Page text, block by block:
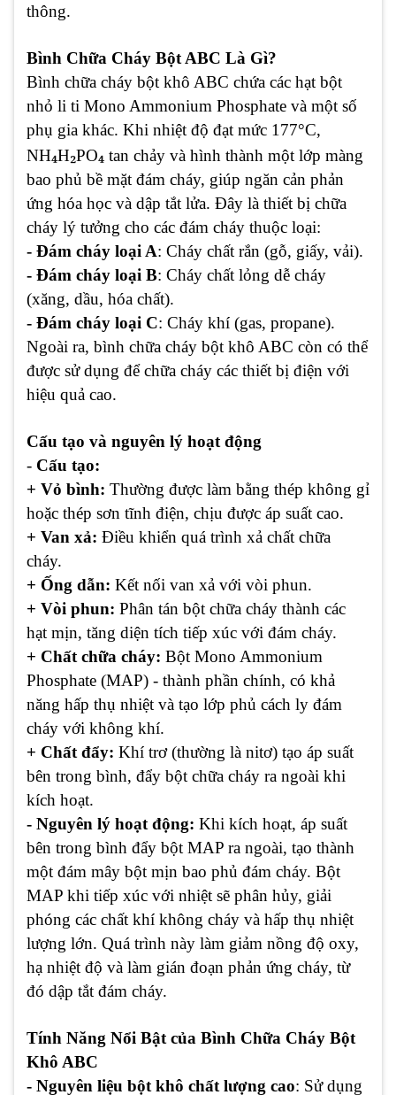
thông.
Bình Chữa Cháy Bột ABC Là Gì?
Bình chữa cháy bột khô ABC chứa các hạt bột
nhỏ li ti Mono Ammonium Phosphate và một số
phụ gia khác. Khi nhiệt độ đạt mức 177°C,
NH₄H₂PO₄ tan chảy và hình thành một lớp màng
bao phủ bề mặt đám cháy, giúp ngăn cản phản
ứng hóa học và dập tắt lửa. Đây là thiết bị chữa
cháy lý tưởng cho các đám cháy thuộc loại:
- Đám cháy loại A: Cháy chất rắn (gỗ, giấy, vải).
- Đám cháy loại B: Cháy chất lỏng dễ cháy
(xăng, dầu, hóa chất).
- Đám cháy loại C: Cháy khí (gas, propane).
Ngoài ra, bình chữa cháy bột khô ABC còn có thể
được sử dụng để chữa cháy các thiết bị điện với
hiệu quả cao.
Cấu tạo và nguyên lý hoạt động
- Cấu tạo:
+ Vỏ bình: Thường được làm bằng thép không gỉ
hoặc thép sơn tĩnh điện, chịu được áp suất cao.
+ Van xả: Điều khiển quá trình xả chất chữa
cháy.
+ Ống dẫn: Kết nối van xả với vòi phun.
+ Vòi phun: Phân tán bột chữa cháy thành các
hạt mịn, tăng diện tích tiếp xúc với đám cháy.
+ Chất chữa cháy: Bột Mono Ammonium
Phosphate (MAP) - thành phần chính, có khả
năng hấp thụ nhiệt và tạo lớp phủ cách ly đám
cháy với không khí.
+ Chất đẩy: Khí trơ (thường là nitơ) tạo áp suất
bên trong bình, đẩy bột chữa cháy ra ngoài khi
kích hoạt.
- Nguyên lý hoạt động: Khi kích hoạt, áp suất
bên trong bình đẩy bột MAP ra ngoài, tạo thành
một đám mây bột mịn bao phủ đám cháy. Bột
MAP khi tiếp xúc với nhiệt sẽ phân hủy, giải
phóng các chất khí không cháy và hấp thụ nhiệt
lượng lớn. Quá trình này làm giảm nồng độ oxy,
hạ nhiệt độ và làm gián đoạn phản ứng cháy, từ
đó dập tắt đám cháy.
Tính Năng Nổi Bật của Bình Chữa Cháy Bột
Khô ABC
- Nguyên liệu bột khô chất lượng cao: Sử dụng